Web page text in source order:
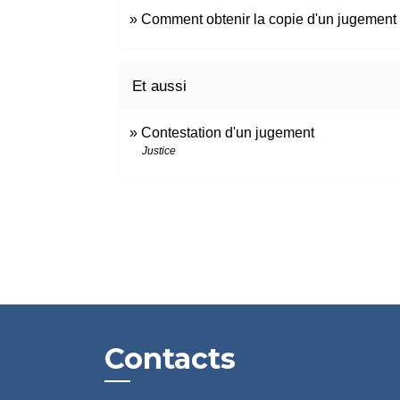
Comment obtenir la copie d'un jugement
Et aussi
Contestation d'un jugement
Justice
Contacts